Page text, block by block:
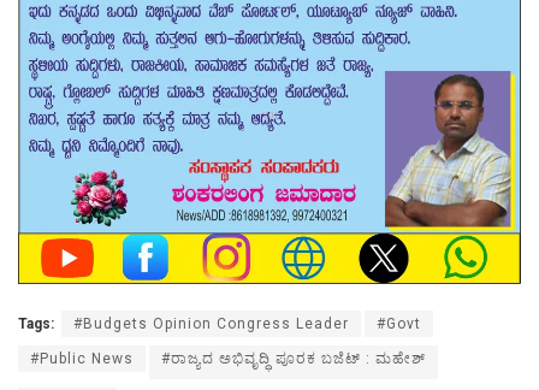
Tags: #Budgets Opinion Congress Leader #Govt
#Public News #ರಾಜ್ಯದ ಅಭಿವೃದ್ಧಿ ಪೂರಕ ಬಜೆಟ್ : ಮಹೇಶ್